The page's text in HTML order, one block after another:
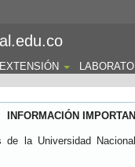
EXTENSIÓN
INFORMACIÓN
de la Universidad